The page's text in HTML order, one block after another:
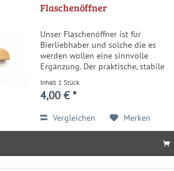
Flaschenöffner
Unser Flaschenöffner ist für
Bierliebhaber und solche die es
werden wollen eine sinnvolle
Ergänzung. Der praktische, stabile
ideal geeignet, um ihn als
Wegbegleiter durch die Fränkische
Inhalt 1 Stück
4,00 € *
Vergleichen Merken